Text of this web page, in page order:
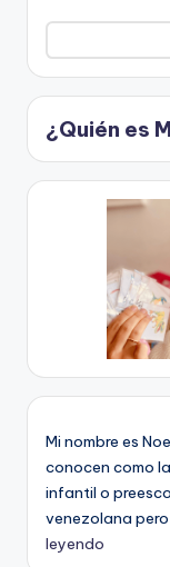
¿Quién es
Mi nombre es
conocen como
infantil o
venezolana
leyendo